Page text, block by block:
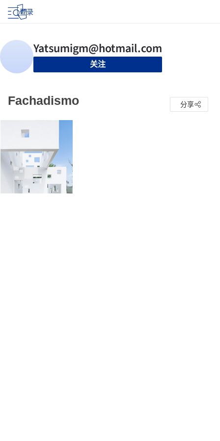
登录
关注
Fachadismo 分享